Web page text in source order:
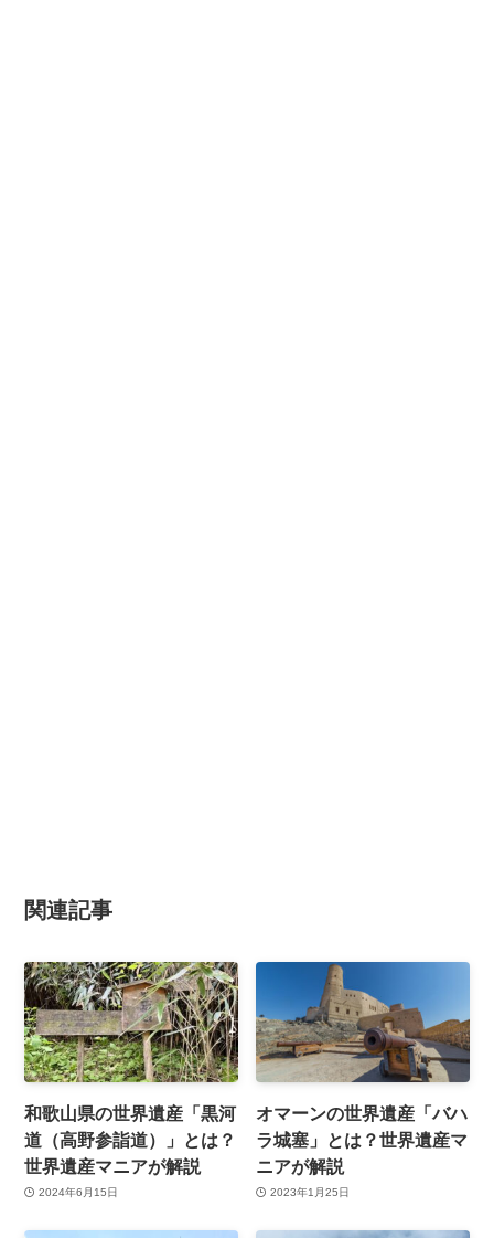
関連記事
和歌山県の世界遺産「黒河
道（高野参詣道）」とは？
世界遺産マニアが解説
2024年6月15日
オマーンの世界遺産「バハ
ラ城塞」とは？世界遺産マ
ニアが解説
2023年1月25日